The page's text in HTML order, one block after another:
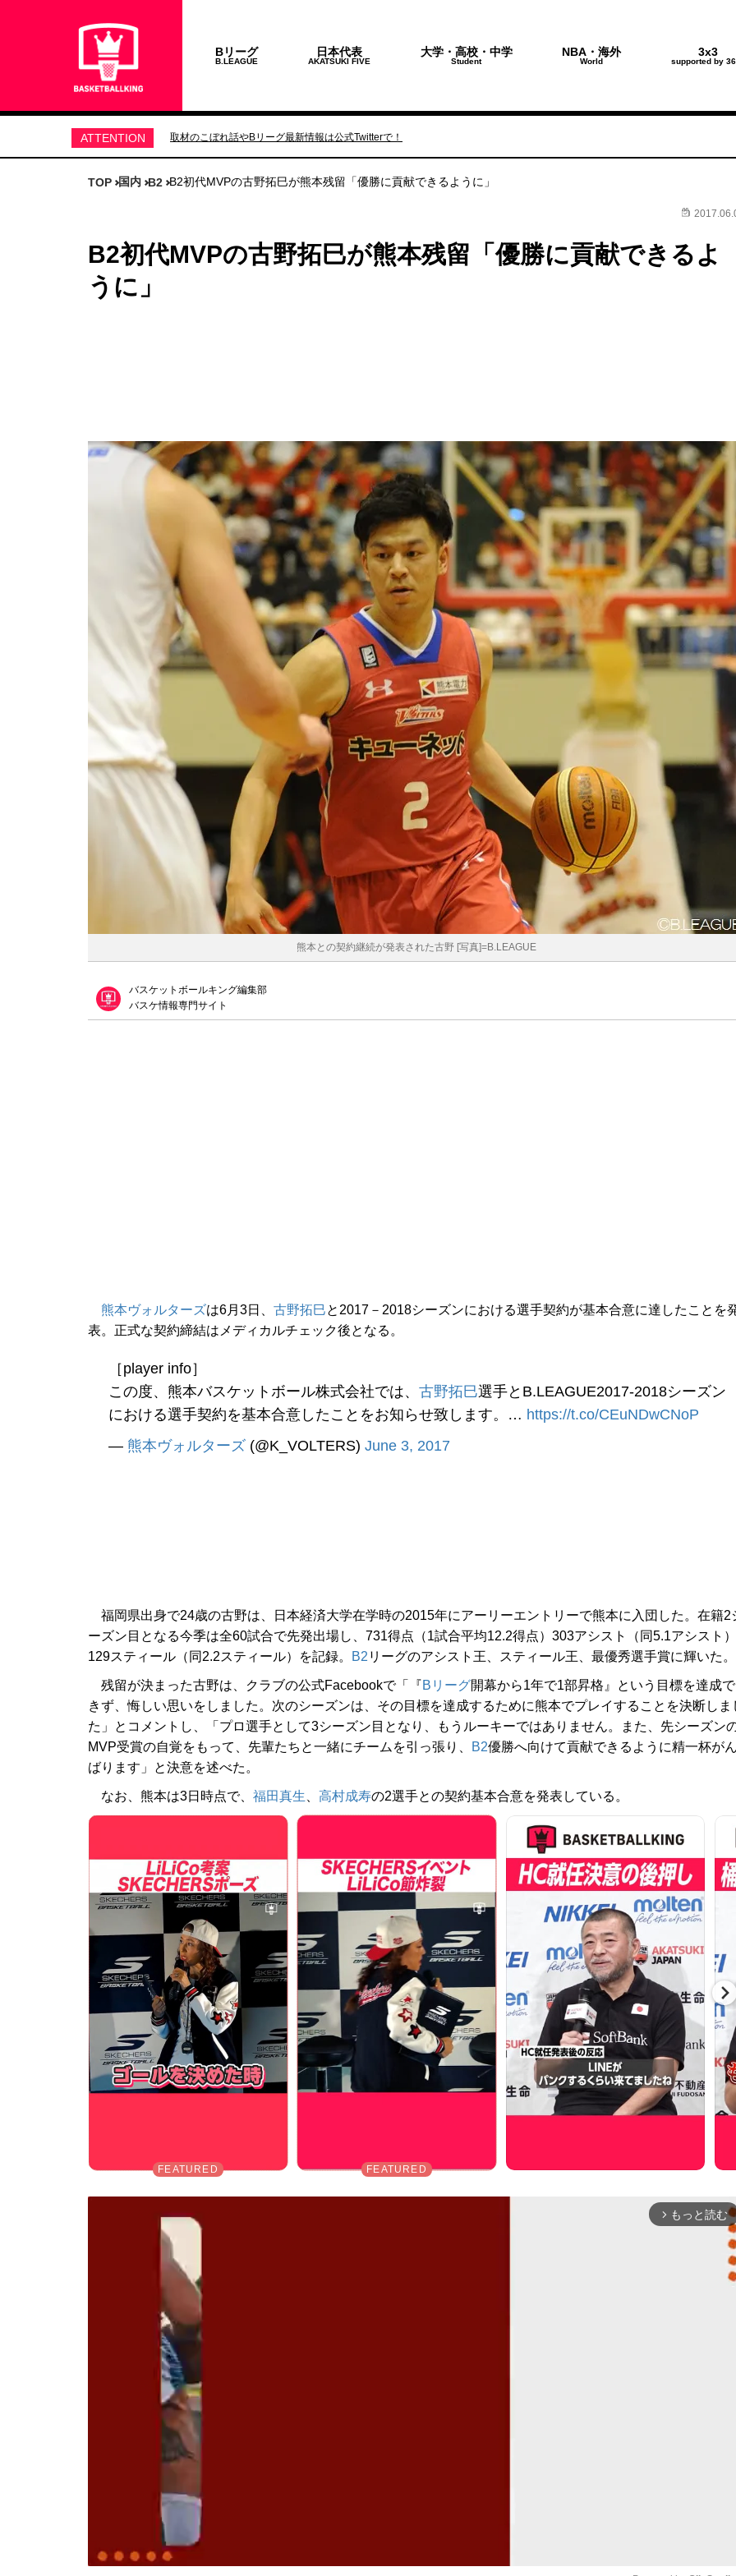
Bリーグ
B.LEAGUE
日本代表
AKATSUKI FIVE
大学・高校・中学
Student
NBA・海外
World
3x3
supported by
ATTENTION 取材のこぼれ話やBリーグ最新情報は公式Twitterで！
TOP 国内 B2 B2初代MVPの古野拓巳が熊本残留「優勝に貢献できるように」
B2初代MVPの古野拓巳が熊本残留「優勝に貢献できるよ
うに」
熊本との契約継続が発表された古野 [写真]=B.LEAGUE
バスケットボールキング編集部
バスケ情報専門サイト
熊本ヴォルターズは6月3日、 古野拓巳と2017－2018シーズンにおける選手契約が基本合意に達したことを
表。正式な契約締結はメディカルチェック後となる。
［player info］
この度、熊本バスケットボール株式会社では、 古野拓巳選手とB.LEAGUE2017-2018シーズン
における選手契約を基本合意したことをお知らせ致します。… https://t.co/CEuNDwCNoP
— 熊本ヴォルターズ (@K_VOLTERS) June 3, 2017
福岡県出身で24歳の古野は、日本経済大学在学時の2015年にアーリーエントリーで熊本に入団した。在籍2
ーズン目となる今季は全60試合で先発出場し、731得点（1試合平均12.2得点）303アシスト（同5.1アシスト）
129スティール（同2.2スティール）を記録。
B2 リーグのアシスト王、スティール王、最優秀選手賞に輝いた。
残留が決まった古野は、クラブの公式Facebookで「『Bリーグ開幕から1年で1部昇格』という目標を達成で
きず、悔しい思いをしました。次のシーズンは、その目標を達成するために熊本でプレイすることを決断しま
た」とコメントし、「プロ選手として3シーズン目となり、もうルーキーではありません。また、先シーズン
MVP受賞の自覚をもって、先輩たちと一緒にチームを引っ張り、
B2優勝へ向けて貢献できるように精一杯がん
ばります」と決意を述べた。
なお、熊本は3日時点で、 福田真生 高村成寿の2選手との契約基本合意を発表している。
arrow_forward_ios もっと読む